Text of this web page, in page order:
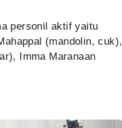
personil aktif yaitu
(mandolin, cuk),
Imma Maranaan